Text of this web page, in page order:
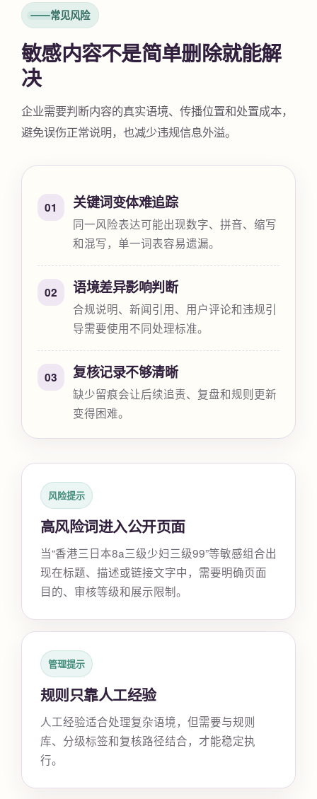
常见风险
敏感内容不是简单删除就能解
决
企业需要判断内容的真实语境、传播位置和处置成本，
避免误伤正常说明，也减少违规信息外溢。
01 关键词变体难追踪
同一风险表达可能出现数字、拼音、缩写
和混写，单一词表容易遗漏。
02 语境差异影响判断
合规说明、新闻引用、用户评论和违规引
导需要使用不同处理标准。
03 复核记录不够清晰
缺少留痕会让后续追责、复盘和规则更新
变得困难。
风险提示
高风险词进入公开页面
当“香港三日本8a三级少妇三级99”等敏感组合出
现在标题、描述或链接文字中，需要明确页面
目的、审核等级和展示限制。
管理提示
规则只靠人工经验
人工经验适合处理复杂语境，但需要与规则
库、分级标签和复核路径结合，才能稳定执
行。